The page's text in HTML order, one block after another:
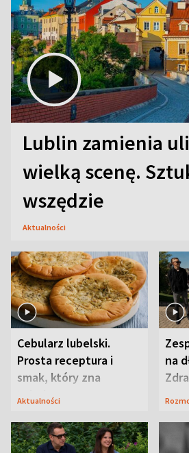
Lublin zamienia
wielką scenę.
wszędzie
Aktualności
Cebularz lubelski.
Prosta receptura i
smak, który zna
Lubelszczyzna
Aktualności
na